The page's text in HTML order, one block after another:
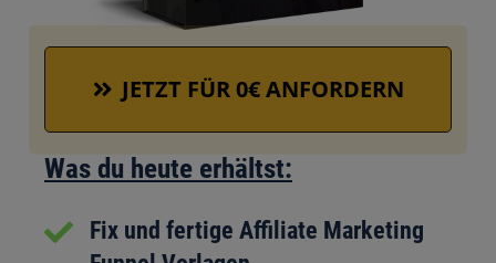
JETZT FÜR 0€ ANFORDERN
Was du heute erhältst:
Fix und fertige Affiliate Marketing